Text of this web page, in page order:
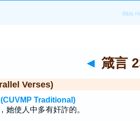
◄ 箴言
Verses)
Traditional)
她使人中多有奸詐的。